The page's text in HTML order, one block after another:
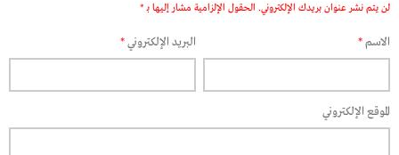
لن يتم نشر عنوان بريدك الإلكتروني. الحقول الإلزامية مشار إليها بـ *
الاسم* البريد الإلكتروني*
الموقع الإلكتروني